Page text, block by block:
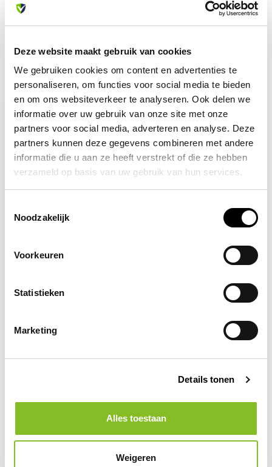
Deze website maakt gebruik van cookies
We gebruiken cookies om content en advertenties te
personaliseren, om functies voor social media te bieden
en om ons websiteverkeer te analyseren. Ook delen we
informatie over uw gebruik van onze site met onze
partners voor social media, adverteren en analyse. Deze
partners kunnen deze gegevens combineren met andere
informatie die u aan ze heeft verstrekt of die ze hebben
verzameld op basis van uw gebruik van hun services.
Noodzakelijk
Voorkeuren
Statistieken
Marketing
Details tonen
Alles toestaan
Weigeren
+31 (0) 6 82095086
Recent bekeken
Gaaskompres - 100
stuks